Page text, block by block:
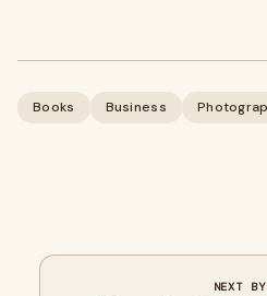
Books Business
NEXT